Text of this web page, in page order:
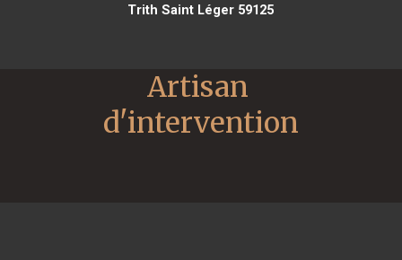
Trith Saint Léger 59125
Artisan
d'intervention